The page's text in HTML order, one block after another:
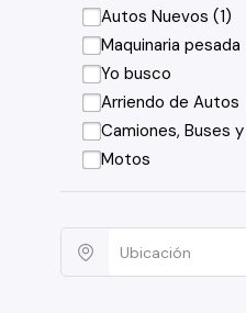
Autos Nuevos (1)
Maquinaria pesada
Yo busco
Arriendo de Autos
Camiones, Buses
Motos